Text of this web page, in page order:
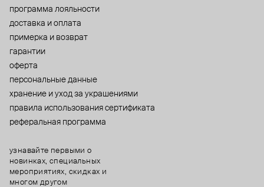
программа лояльности
доставка и оплата
примерка и возврат
гарантии
оферта
персональные данные
хранение и уход за украшениями
правила использования сертификата
реферальная программа
узнавайте первыми о
новинках, специальных
мероприятиях, скидках и
многом другом